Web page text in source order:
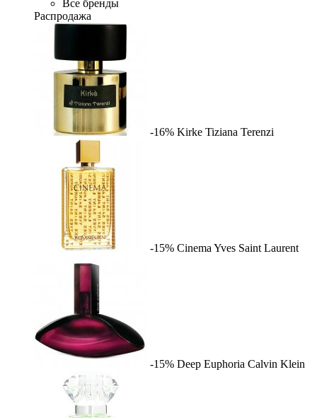
Все бренды
Распродажа
-16% Kirke Tiziana Terenzi
-15% Cinema Yves Saint Laurent
-15% Deep Euphoria Calvin Klein